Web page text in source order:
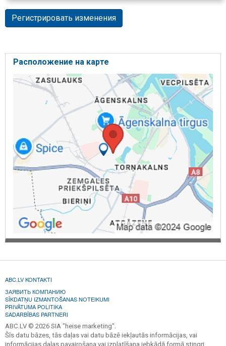
Регистрировать изменения
Расположение на карте
ABC.LV KONTAKTI
ЗАЯВИТЬ КОМПАНИЮ
SĪKDATŅU IZMANTOŠANAS NOTEIKUMI
PRIVĀTUMA POLITIKA
SADARBĪBAS PARTNERI
ABC.LV © 2026 SIA "heise marketing".
Šīs datu bāzes, tās daļas vai datu bāzē iekļautās informācijas, vai
informācijas daļas pavairošana vai izplatīšana jebkādā formā stingri